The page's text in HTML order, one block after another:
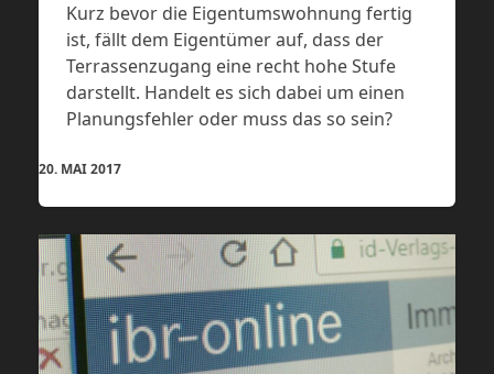
Kurz bevor die Eigentumswohnung fertig
ist, fällt dem Eigentümer auf, dass der
Terrassenzugang eine recht hohe Stufe
darstellt. Handelt es sich dabei um einen
Planungsfehler oder muss das so sein?
20. MAI 2017